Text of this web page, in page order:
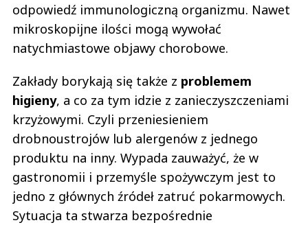
odpowiedź immunologiczną organizmu. Nawet
mikroskopijne ilości mogą wywołać
natychmiastowe objawy chorobowe.
Zakłady borykają się także z problemem
higieny, a co za tym idzie z zanieczyszczeniami
krzyżowymi. Czyli przeniesieniem
drobnoustrojów lub alergenów z jednego
produktu na inny. Wypada zauważyć, że w
gastronomii i przemyśle spożywczym jest to
jedno z głównych źródeł zatruć pokarmowych.
Sytuacja ta stwarza bezpośrednie